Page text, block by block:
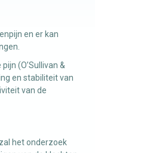
en er kan
(O’Sullivan &
en stabiliteit van
van de
het onderzoek